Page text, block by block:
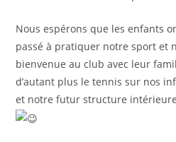
Nous espérons que les enfants
passé à pratiquer notre sport et
bienvenue au club avec leur
d’autant plus le tennis sur nos
et notre futur structure